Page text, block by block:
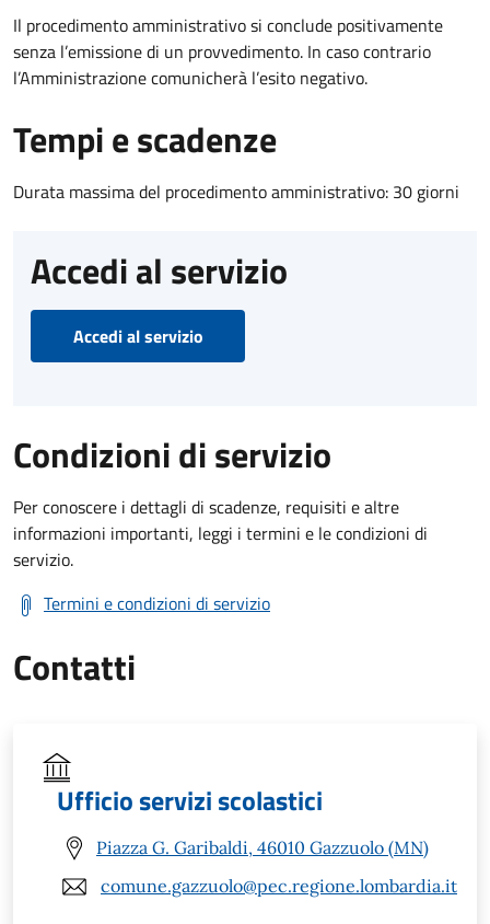
Il procedimento amministrativo si conclude positivamente
senza l’emissione di un provvedimento. In caso contrario
l’Amministrazione comunicherà l’esito negativo.
Tempi e scadenze
Durata massima del procedimento amministrativo: 30 giorni
Accedi al servizio
Accedi al servizio
Condizioni di servizio
Per conoscere i dettagli di scadenze, requisiti e altre
informazioni importanti, leggi i termini e le condizioni di
servizio.
Termini e condizioni di servizio
Contatti
Ufficio servizi scolastici
Piazza G. Garibaldi, 46010 Gazzuolo (MN)
comune.gazzuolo@pec.regione.lombardia.it